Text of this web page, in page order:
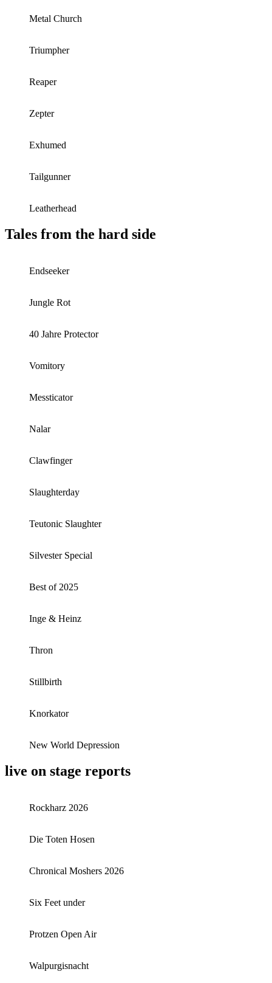
Metal Church
Triumpher
Reaper
Zepter
Exhumed
Tailgunner
Leatherhead
Tales from the hard side
Endseeker
Jungle Rot
40 Jahre Protector
Vomitory
Messticator
Nalar
Clawfinger
Slaughterday
Teutonic Slaughter
Silvester Special
Best of 2025
Inge & Heinz
Thron
Stillbirth
Knorkator
New World Depression
live on stage reports
Rockharz 2026
Die Toten Hosen
Chronical Moshers 2026
Six Feet under
Protzen Open Air
Walpurgisnacht